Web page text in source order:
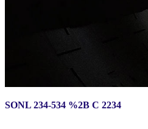
SONL 234-534 %2B C 2234